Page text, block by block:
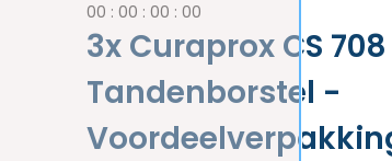
00 :00 :00 :00
3x Curaprox CS
Tandenborstel -